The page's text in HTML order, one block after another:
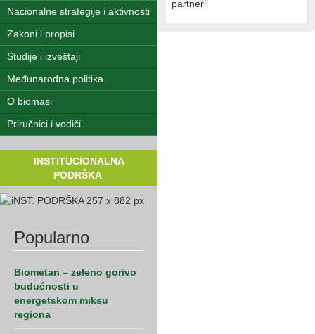
Nacionalne strategije i aktivnosti
Zakoni i propisi
Studije i izveštaji
Međunarodna politika
O biomasi
Priručnici i vodiči
INSTITUCIONALNA
PODRŠKA
Popularno
Biometan – zeleno gorivo
budućnosti u
energetskom miksu
regiona